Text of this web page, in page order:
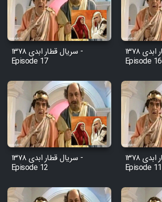
سریال قطار ابدی ۱۳۷۸ -
Episode 17
سریال قطار ابدی ۱۳۷۸ -
Episode 16
سریال قطار ابدی ۱۳۷۸ -
Episode 12
سریال قطار ابدی ۱۳۷۸ -
Episode 11